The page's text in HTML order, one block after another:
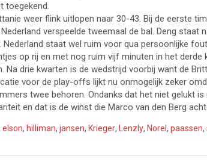
toegekend.
weer flink uitlopen naar 30-43. Bij de eerste
verspeelde tweemaal de bal. Deng
staat wel ruim voor qua persoonlijke
op rij en met nog ruim vijf minuten in het
Na drie kwarten is de wedstrijd voorbij want de
voor de play-offs lijkt nu onmogelijk zeker
twee behoren. Ondanks dat het niet gelukt
en dat is de winst die Marco van den Berg
elson, hilliman, jansen, Krieger, Lenzly, Norel , paassen,